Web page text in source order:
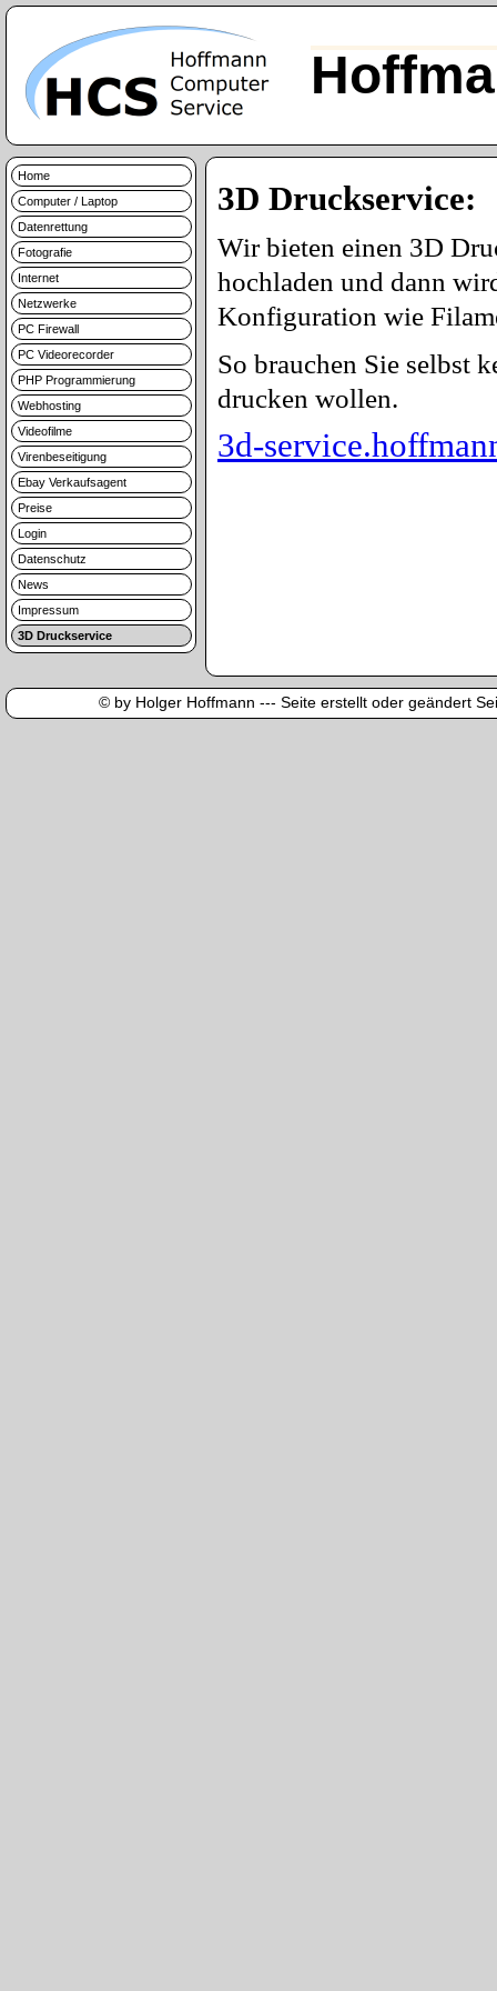
Home
Computer / Laptop
Datenrettung
Fotografie
Internet
Netzwerke
PC Firewall
PC Videorecorder
PHP Programmierung
Webhosting
Videofilme
Virenbeseitigung
Ebay Verkaufsagent
Preise
Login
Datenschutz
News
Impressum
3D Druckservice
3D Druckservice:
Wir bieten einen 3D
hochladen und dann
Konfiguration wie
So brauchen Sie selbst
drucken wollen.
3d-
© by Holger Hoffmann --- Seite erstellt oder geändert